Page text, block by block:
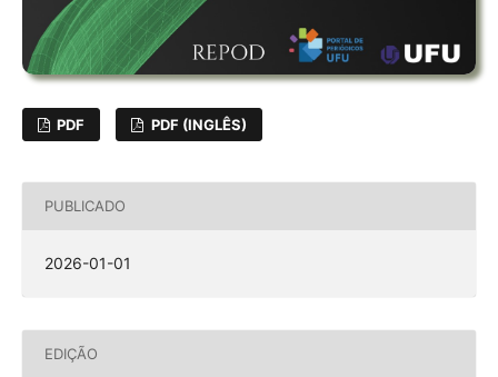
PDF PDF (INGLÊS)
PUBLICADO
2026-01-01
EDIÇÃO